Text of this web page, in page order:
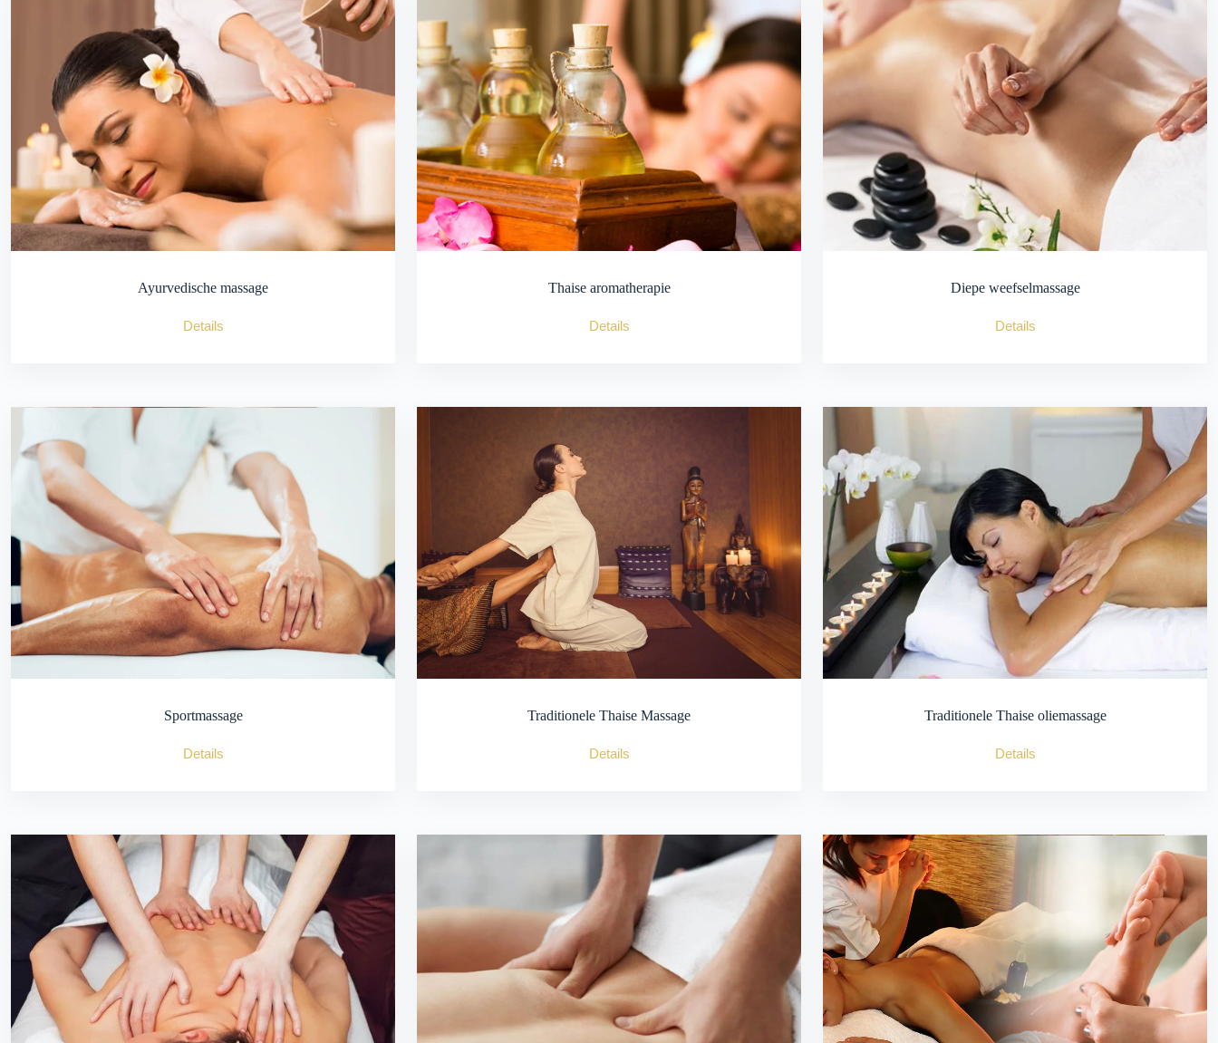
Ayurvedische massage
Details
Thaise aromatherapie
Details
Diepe weefselmassage
Details
Sportmassage
Details
Traditionele Thaise Massage
Details
Traditionele Thaise oliemassage
Details